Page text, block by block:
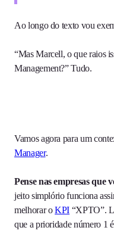
Ao longo do texto vou
“Mas Marcell, o que raios
Management?” Tudo.
Vamos agora para um
Manager.
Pense nas empresas que
jeito simplório funciona
melhorar oKPI “XPTO”.
que a prioridade número 1